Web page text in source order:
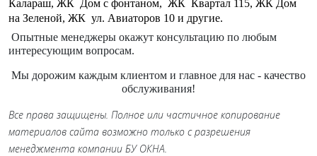
Калараш, ЖК Дом с фонтаном, ЖК
Квартал 115, ЖК Дом
на Зеленой, ЖК ул. Авиаторов 10 и другие.
Опытные менеджеры окажут консультацию по любым
интересующим вопросам.
Мы дорожим каждым клиентом и главное для нас - качество
обслуживания!
Все права защищены. Полное или частичное копирование
материалов сайта возможно только с разрешения
менеджмента компании БУ ОКНА.